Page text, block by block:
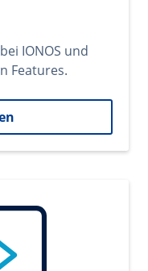
IONOS und
Features.